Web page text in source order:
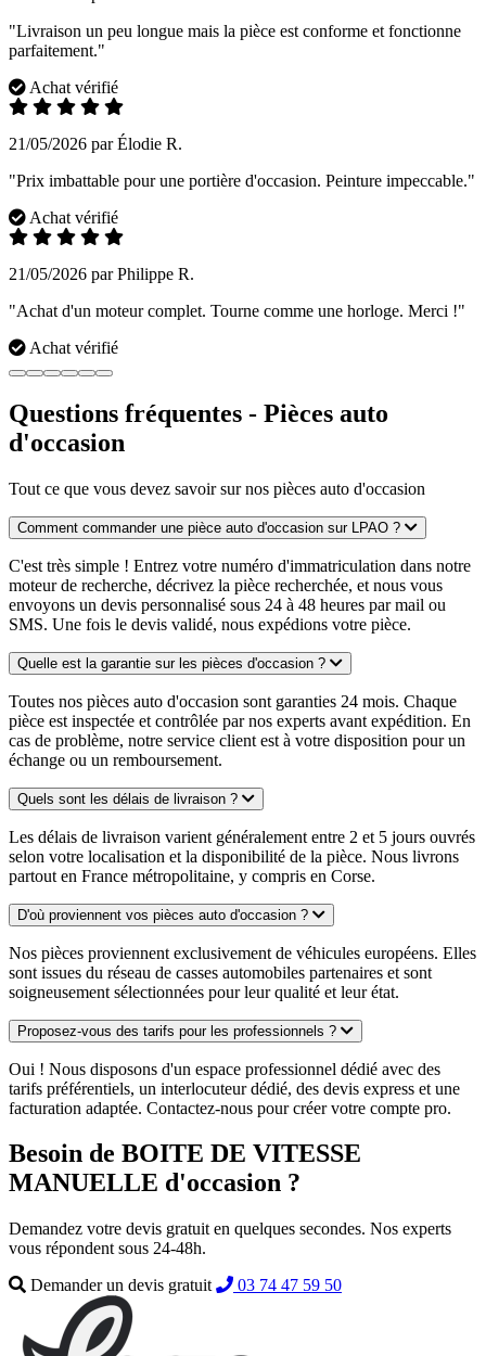
"Livraison un peu longue mais la pièce est conforme et fonctionne
parfaitement."
Achat vérifié
21/05/2026 par Élodie R.
"Prix imbattable pour une portière d'occasion. Peinture impeccable."
Achat vérifié
21/05/2026 par Philippe R.
"Achat d'un moteur complet. Tourne comme une horloge. Merci !"
Achat vérifié
Questions fréquentes - Pièces auto
d'occasion
Tout ce que vous devez savoir sur nos pièces auto d'occasion
Comment commander une pièce auto d'occasion sur LPAO ?
C'est très simple ! Entrez votre numéro d'immatriculation dans notre
moteur de recherche, décrivez la pièce recherchée, et nous vous
envoyons un devis personnalisé sous 24 à 48 heures par mail ou
SMS. Une fois le devis validé, nous expédions votre pièce.
Quelle est la garantie sur les pièces d'occasion ?
Toutes nos pièces auto d'occasion sont garanties 24 mois. Chaque
pièce est inspectée et contrôlée par nos experts avant expédition. En
cas de problème, notre service client est à votre disposition pour un
échange ou un remboursement.
Quels sont les délais de livraison ?
Les délais de livraison varient généralement entre 2 et 5 jours ouvrés
selon votre localisation et la disponibilité de la pièce. Nous livrons
partout en France métropolitaine, y compris en Corse.
D'où proviennent vos pièces auto d'occasion ?
Nos pièces proviennent exclusivement de véhicules européens. Elles
sont issues du réseau de casses automobiles partenaires et sont
soigneusement sélectionnées pour leur qualité et leur état.
Proposez-vous des tarifs pour les professionnels ?
Oui ! Nous disposons d'un espace professionnel dédié avec des
tarifs préférentiels, un interlocuteur dédié, des devis express et une
facturation adaptée. Contactez-nous pour créer votre compte pro.
Besoin de BOITE DE VITESSE
MANUELLE d'occasion ?
Demandez votre devis gratuit en quelques secondes. Nos experts
vous répondent sous 24-48h.
Demander un devis gratuit
03 74 47 59 50